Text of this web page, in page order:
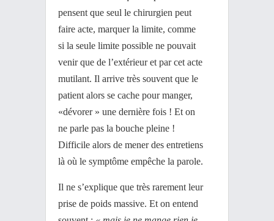
pensent que seul le chirurgien peut
faire acte, marquer la limite, comme
si la seule limite possible ne pouvait
venir que de l’extérieur et par cet acte
mutilant. Il arrive très souvent que le
patient alors se cache pour manger,
«dévorer » une dernière fois ! Et on
ne parle pas la bouche pleine !
Difficile alors de mener des entretiens
là où le symptôme empêche la parole.
Il ne s’explique que très rarement leur
prise de poids massive. Et on entend